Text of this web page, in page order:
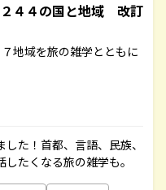
４４の国と地域 改訂
地域を旅の雑学とともに
た！首都、言語、民族、
たくなる旅の雑学も。